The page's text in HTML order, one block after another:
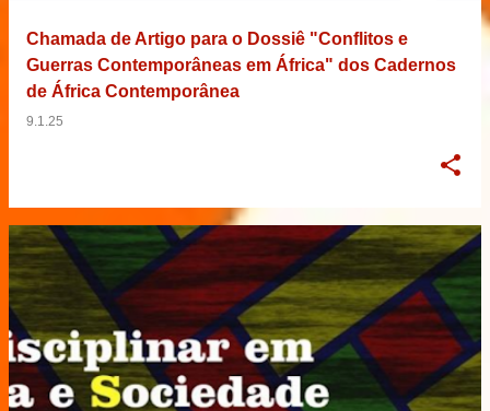
Chamada de Artigo para o Dossiê "Conflitos e
Guerras Contemporâneas em África" dos Cadernos
de África Contemporânea
9.1.25